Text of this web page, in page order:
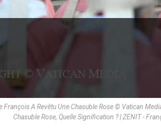
A Revêtu Une Chasuble Rose © Vatican
Chasuble Rose, Quelle Signification ? | ZENIT -